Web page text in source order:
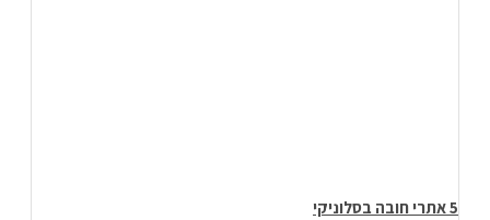
5 אתרי חובה בסלוניקי